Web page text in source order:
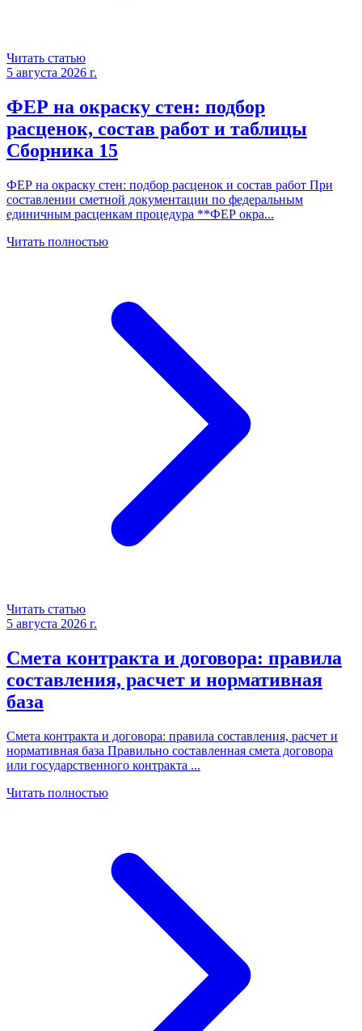
Читать статью
5 августа 2026 г.
ФЕР на окраску стен: подбор
расценок, состав работ и таблицы
Сборника 15
ФЕР на окраску стен: подбор расценок и состав работ При
составлении сметной документации по федеральным
единичным расценкам процедура **ФЕР окра...
Читать полностью
Читать статью
5 августа 2026 г.
Смета контракта и договора: правила
составления, расчет и нормативная
база
Смета контракта и договора: правила составления, расчет и
нормативная база Правильно составленная смета договора
или государственного контракта ...
Читать полностью